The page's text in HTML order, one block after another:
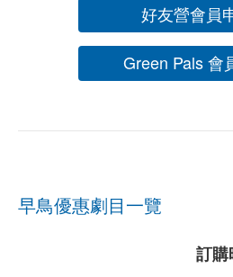
好友營會
Green Pals 會
早鳥優惠劇目一覽
訂